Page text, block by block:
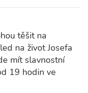
těšit na
na život Josefa
mít slavnostní
19 hodin ve